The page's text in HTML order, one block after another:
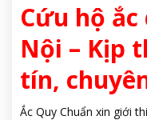
Cứu hộ
Nội – Kịp
tín,
Ắc Quy Chuẩn xin giới